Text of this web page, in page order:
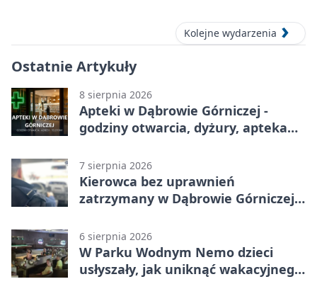
Kolejne wydarzenia
Ostatnie Artykuły
8 sierpnia 2026
Apteki w Dąbrowie Górniczej -
godziny otwarcia, dyżury, apteka
7 sierpnia 2026
Kierowca bez uprawnień
zatrzymany w Dąbrowie Górniczej.
6 sierpnia 2026
W Parku Wodnym Nemo dzieci
usłyszały, jak uniknąć wakacyjnego